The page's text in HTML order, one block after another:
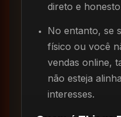
direto e
No entanto, se
físico ou você
vendas online,
não esteja
interesses.